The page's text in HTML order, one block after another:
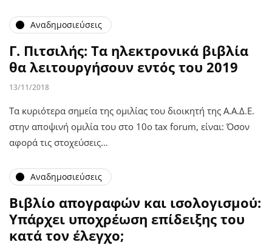
Αναδημοσιεύσεις
Γ. Πιτσιλής: Τα ηλεκτρονικά βιβλία
θα λειτουργήσουν εντός του 2019
13/11/2018
Τα κυριότερα σημεία της ομιλίας του διοικητή της Α.Α.Δ.Ε.
στην αποψινή ομιλία του στο 10ο tax forum, είναι: Όσον
αφορά τις στοχεύσεις…
Αναδημοσιεύσεις
Βιβλίο απογραφών και ισολογισμού:
Υπάρχει υποχρέωση επίδειξης του
κατά τον έλεγχο;